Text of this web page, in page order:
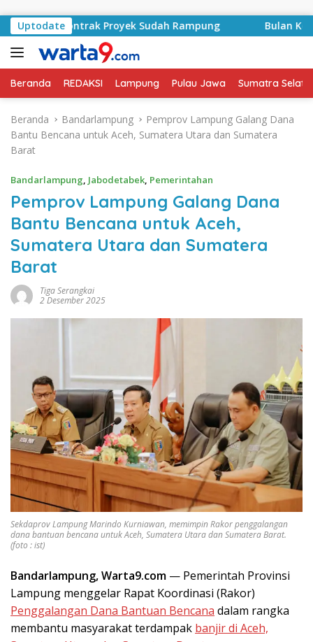
Uptodate
Kontrak Proyek Sudah Rampung Bulan
Beranda REDAKSI Lampung Pulau Jawa Sumatra
Beranda Bandarlampung
Pemprov Lampung Galang Dana
Bantu Bencana untuk Aceh, Sumatera Utara dan Sumatera
Barat
Bandarlampung, Jabodetabek, Pemerintahan
Pemprov Lampung Galang Dana
Bantu Bencana untuk Aceh,
Sumatera Utara dan Sumatera
Barat
Tiga Serangkai
2 Desember 2025
Sekdaprov Lampung Marindo Kurniawan, memimpin Rakor penggalangan
dana bantuan bencana untuk Aceh, Sumatera Utara dan Sumatera Barat.
(foto : ist)
Bandarlampung, Warta9.com — Pemerintah Provinsi
Lampung menggelar Rapat Koordinasi (Rakor)
Penggalangan Dana Bantuan Bencana dalam rangka
membantu masyarakat terdampak banjir di Aceh,